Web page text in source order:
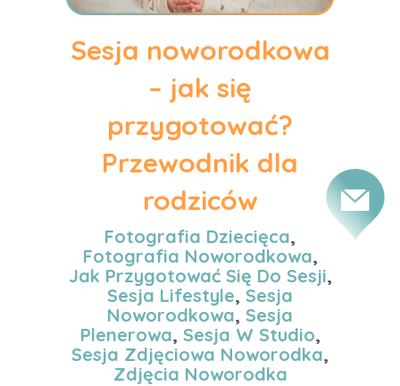
Sesja noworodkowa
– jak się
przygotować?
Przewodnik dla
rodziców
Fotografia Dziecięca,
Fotografia Noworodkowa,
Jak Przygotować Się Do Sesji,
Sesja Lifestyle, Sesja
Noworodkowa, Sesja
Plenerowa, Sesja W Studio,
Sesja Zdjęciowa Noworodka,
Zdjęcia Noworodka